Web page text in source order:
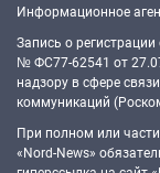
Информационное
Запись о
№ ФС77-62541 от
надзору в сфере
коммуникаций
При полном или
«Nord-News»